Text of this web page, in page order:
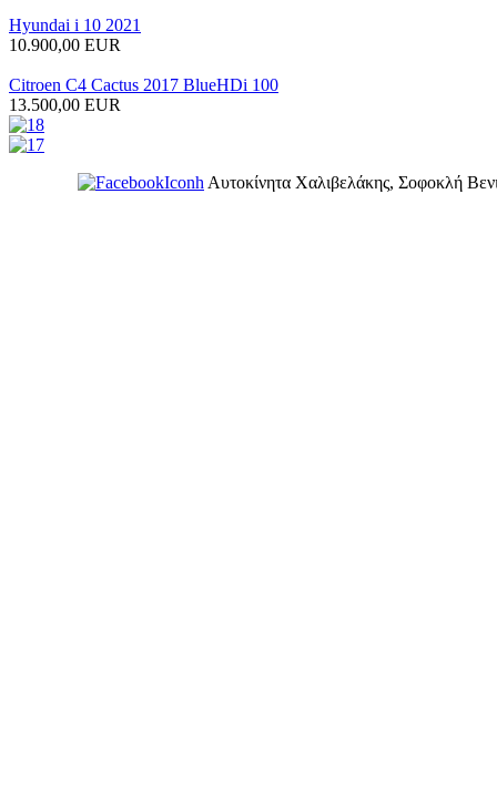
Hyundai i 10 2021
10.900,00 EUR
Citroen C4 Cactus 2017 BlueHDi 100
13.500,00 EUR
Αυτοκίνητα Χαλιβελάκης, Σοφοκλή